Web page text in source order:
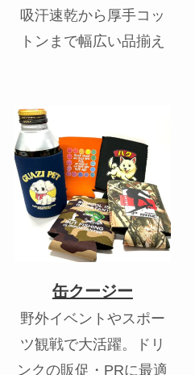
吸汗速乾から厚手コッ
トンまで幅広い品揃え
缶クージー
野外イベントやスポー
ツ観戦で大活躍。ドリ
ンクの販促・PRに最適